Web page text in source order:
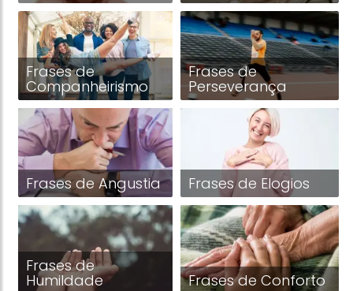
Frases de
Companheirismo
Frases de
Perseverança
Frases de Angustia Frases de Elogios
Frases de
Humildade Frases de Conforto